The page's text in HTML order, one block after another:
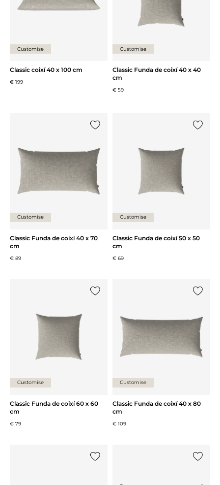
Customise
Classic coixí 40 x 100 cm
€ 199
Customise
Classic Funda de coixí 40 x 40
cm
€ 59
Customise
Classic Funda de coixí 40 x 70
cm
€ 89
Customise
Classic Funda de coixí 50 x 50
cm
€ 69
Customise
Classic Funda de coixí 60 x 60
cm
€ 79
Customise
Classic Funda de coixí 40 x 80
cm
€ 109